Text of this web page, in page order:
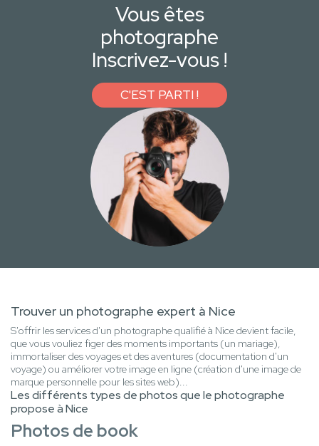
Vous êtes
photographe
Inscrivez-vous !
C'EST PARTI !
Trouver un photographe expert à Nice
S'offrir les services d'un photographe qualifié à Nice devient facile,
que vous vouliez figer des moments importants (un mariage),
immortaliser des voyages et des aventures (documentation d'un
voyage) ou améliorer votre image en ligne (création d'une image de
marque personnelle pour les sites web)...
Les différents types de photos que le photographe
propose à Nice
Photos de book